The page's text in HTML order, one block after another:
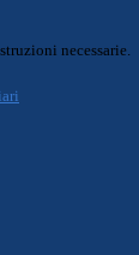
necessarie.